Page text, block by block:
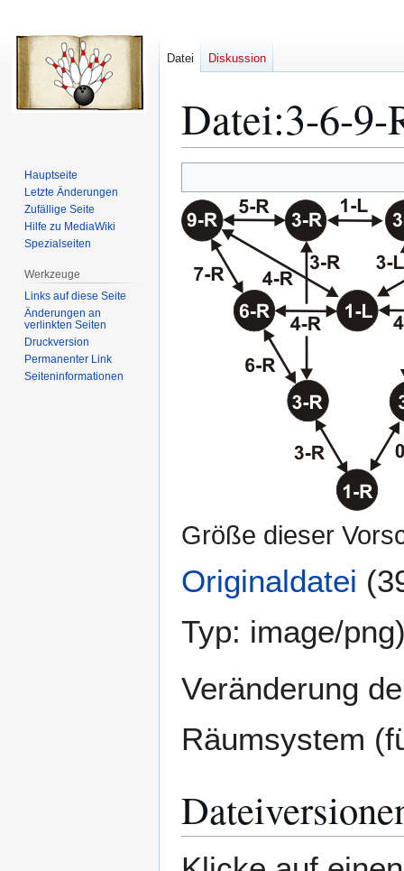
Datei:3-6-9-
Navigation
springen
Suche
springen
Größe dieser
Originaldatei
Typ: image/png
Veränderung
Räumsystem
Datei Diskussion
Hauptseite
Letzte Änderungen
Zufällige Seite
Hilfe zu MediaWiki
Spezialseiten
Werkzeuge
Links auf diese Seite
Änderungen an
verlinkten Seiten
Druckversion
Permanenter Link
Seiten­­informationen